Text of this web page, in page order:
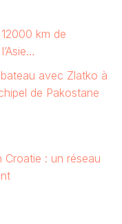
km de
avec Zlatko à
de Pakostane
Croatie : un réseau